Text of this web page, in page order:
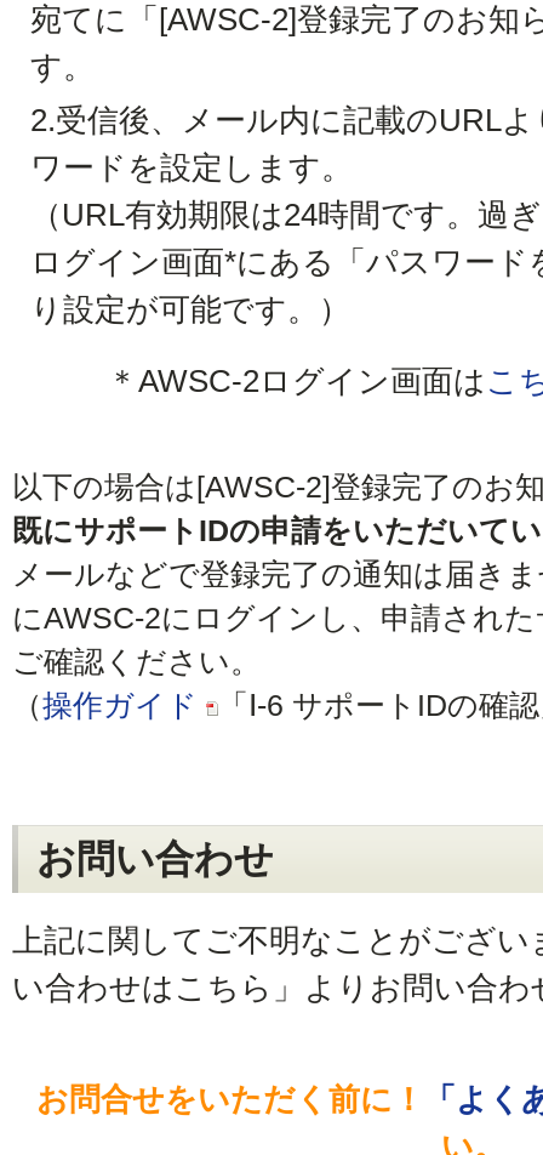
宛てに「[AWSC-2]登録完了のお知
す。
2.受信後、メール内に記載のURL
ワードを設定します。
（URL有効期限は24時間です。過
ログイン画面*にある「パスワー
り設定が可能です。）
＊AWSC-2ログイン画面は こ
以下の場合は[AWSC-2]登録完了のお
既にサポートIDの申請をいただいて
メールなどで登録完了の通知は届き
にAWSC-2にログインし、申請され
ご確認ください。
（操作ガイド 「Ⅰ-6 サポートIDの確
お問い合わせ
上記に関してご不明なことがござ
い合わせはこちら」よりお問い合わ
お問合せをいただく前に！
「よく
い。